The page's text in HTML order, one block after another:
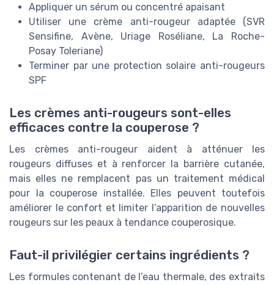
Appliquer un sérum ou concentré apaisant
Utiliser une crème anti-rougeur adaptée (SVR
Sensifine, Avène, Uriage Roséliane, La Roche-
Posay Toleriane)
Terminer par une protection solaire anti-rougeurs
SPF
Les crèmes anti-rougeurs sont-elles
efficaces contre la couperose ?
Les crèmes anti-rougeur aident à atténuer les
rougeurs diffuses et à renforcer la barrière cutanée,
mais elles ne remplacent pas un traitement médical
pour la couperose installée. Elles peuvent toutefois
améliorer le confort et limiter l’apparition de nouvelles
rougeurs sur les peaux à tendance couperosique.
Faut-il privilégier certains ingrédients ?
Les formules contenant de l’eau thermale, des extraits